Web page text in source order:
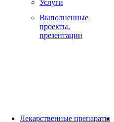
Услуги
Выполненные
проекты,
презентации
Лекарственные препараты